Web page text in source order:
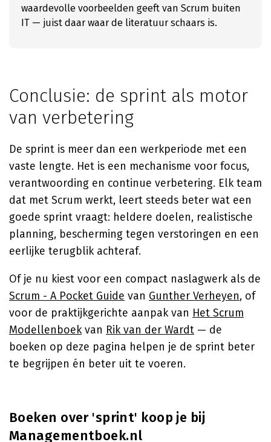
waardevolle voorbeelden geeft van Scrum buiten
IT — juist daar waar de literatuur schaars is.
Conclusie: de sprint als motor
van verbetering
De sprint is meer dan een werkperiode met een
vaste lengte. Het is een mechanisme voor focus,
verantwoording en continue verbetering. Elk team
dat met Scrum werkt, leert steeds beter wat een
goede sprint vraagt: heldere doelen, realistische
planning, bescherming tegen verstoringen en een
eerlijke terugblik achteraf.
Of je nu kiest voor een compact naslagwerk als de
Scrum - A Pocket Guide van Gunther Verheyen, of
voor de praktijkgerichte aanpak van Het Scrum
Modellenboekvan Rik van der Wardt — de
boeken op deze pagina helpen je de sprint beter
te begrijpen én beter uit te voeren.
Boeken over 'sprint' koop je bij
Managementboek.nl